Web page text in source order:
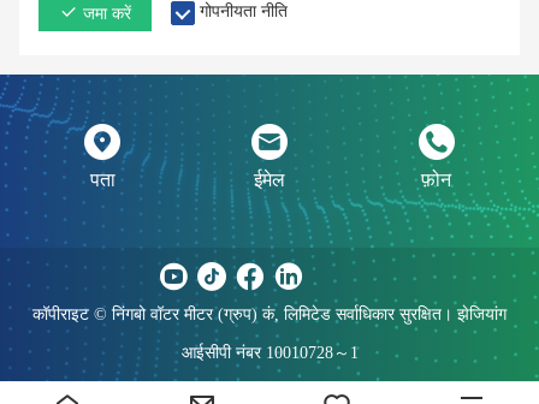
जमा करें गोपनीयता नीति
पता ईमेल फ़ोन
कॉपीराइट © निंगबो वॉटर मीटर (ग्रुप) कं, लिमिटेड सर्वाधिकार सुरक्षित। झेजियांग
आईसीपी नंबर 10010728～1